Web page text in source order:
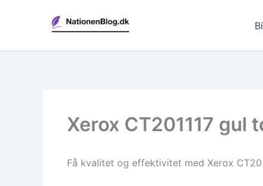
Xerox CT201117 gul
Få kvalitet og effektivitet med Xerox